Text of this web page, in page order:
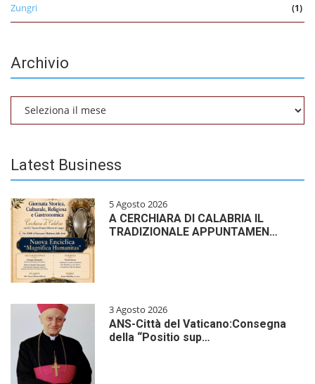
Zungri (1)
Archivio
Latest Business
5 Agosto 2026
A CERCHIARA DI CALABRIA IL
TRADIZIONALE APPUNTAMEN…
3 Agosto 2026
ANS-Città del Vaticano:Consegna
della “Positio sup…